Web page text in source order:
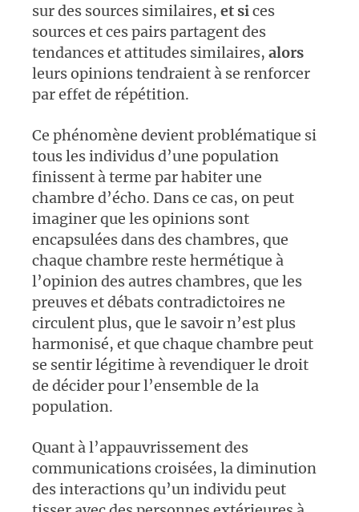
sur des sources similaires, et si ces
sources et ces pairs partagent des
tendances et attitudes similaires, alors
leurs opinions tendraient à se renforcer
par effet de répétition.
Ce phénomène devient problématique si
tous les individus d’une population
finissent à terme par habiter une
chambre d’écho. Dans ce cas, on peut
imaginer que les opinions sont
encapsulées dans des chambres, que
chaque chambre reste hermétique à
l’opinion des autres chambres, que les
preuves et débats contradictoires ne
circulent plus, que le savoir n’est plus
harmonisé, et que chaque chambre peut
se sentir légitime à revendiquer le droit
de décider pour l’ensemble de la
population.
Quant à l’appauvrissement des
communications croisées, la diminution
des interactions qu’un individu peut